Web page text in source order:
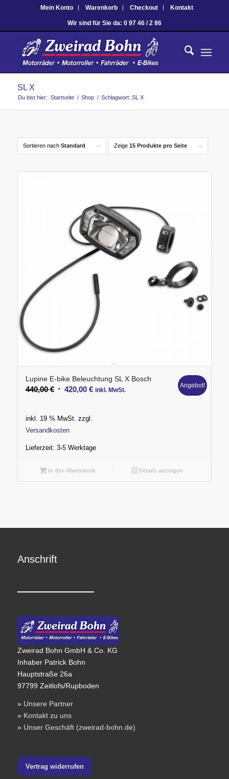
Mein Konto Warenkorb Checkout Kontakt
Wir sind für Sie da: 0 97 46 / 2 86
SL X
Du bist hier: Startseite / Shop / Schlagwort: SL X
Sortieren nach Standard Zeige 15 Produkte pro Seite
Lupine E-bike Beleuchtung SL X Bosch
440,00€ Ursprünglicher
420,00 €Aktueller
inkl. MwSt.
Angebot!
inkl. 19 % MwSt. zzgl.
Versandkosten
Lieferzeit: 3-5 Werktage
In den Warenkorb Details anzeigen
Anschrift
Zweirad Bohn GmbH & Co. KG
Inhaber Patrick Bohn
Hauptstraße 26a
97799 Zeitlofs/Rupboden
» Unsere Partner
» Kontakt zu uns
» Unser Geschäft (zweirad-bohn.de)
Vertrag widerrufen